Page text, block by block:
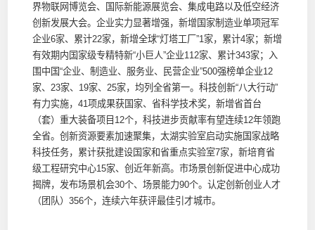
界物联网博览会、国际新能源展览会、集成电路以及低空经济
创新发展大会。企业实力显著增强，新增国家制造业单项冠军
企业6家、累计22家，新增全球“灯塔工厂”1家，累计4家；新增
有效期内国家级专精特新“小巨人”企业112家、累计343家；入
围中国“企业、制造业、服务业、民营企业”500强榜单企业12
家、23家、19家、25家，均列全省第一。科技创新“八大行动”
有力实施，41项成果获国家、省科学技术奖，新增省首台
（套）重大装备项目12个，科技进步贡献率有望连续12年领跑
全省。创新资源要素加速聚集，太湖实验室启动实施国家战略
科技任务，累计获批建设国家和省重点实验室7家，新培育省
级工程研究中心15家、创近年新高。市场景创新促进中心成功
揭牌，发布场景机会30个、场景能力90个。认定创新创业人才
（团队）356个，连续六年获评最佳引才城市。